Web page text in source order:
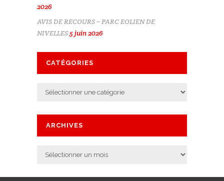
2026
AVIS DE RECOURS – PARC EOLIEN DE
NIVELLES5 juin 2026
CATÉGORIES
Catégories
ARCHIVES
Archives